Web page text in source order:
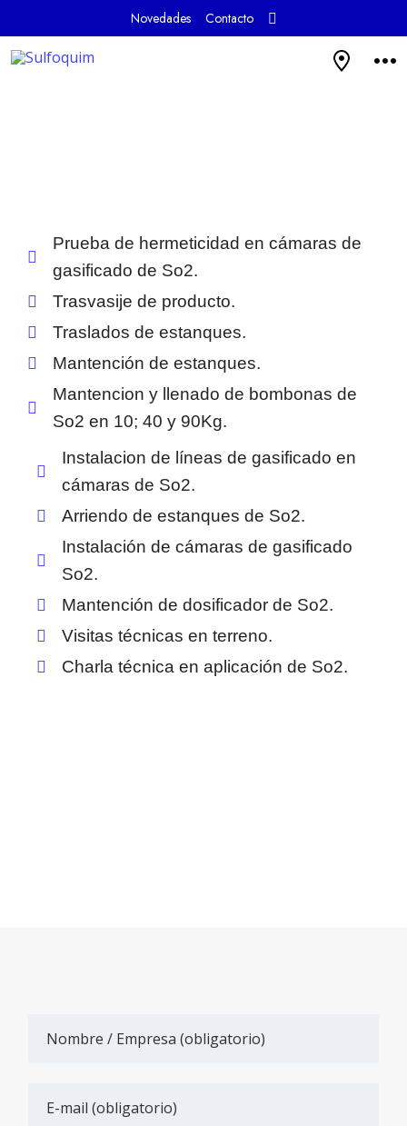
Novedades Contacto
Prueba de hermeticidad en cámaras de
gasificado de So2.
Trasvasije de producto.
Traslados de estanques.
Mantención de estanques.
Mantencion y llenado de bombonas de
So2 en 10; 40 y 90Kg.
Instalacion de líneas de gasificado en
cámaras de So2.
Arriendo de estanques de So2.
Instalación de cámaras de gasificado
So2.
Mantención de dosificador de So2.
Visitas técnicas en terreno.
Charla técnica en aplicación de So2.